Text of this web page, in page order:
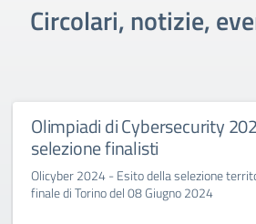
Circolari, notizie,
Olimpiadi di Cybersecurity
selezione finalisti
Olicyber 2024 - Esito della selezione
finale di Torino del 08 Giugno 2024